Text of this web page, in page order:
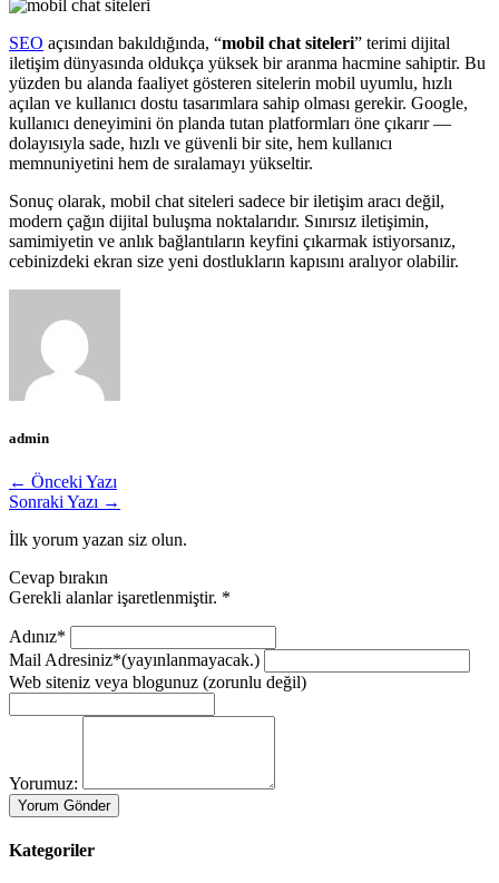
SEO açısından bakıldığında, “mobil chat siteleri” terimi dijital
iletişim dünyasında oldukça yüksek bir aranma hacmine sahiptir. Bu
yüzden bu alanda faaliyet gösteren sitelerin mobil uyumlu, hızlı
açılan ve kullanıcı dostu tasarımlara sahip olması gerekir. Google,
kullanıcı deneyimini ön planda tutan platformları öne çıkarır —
dolayısıyla sade, hızlı ve güvenli bir site, hem kullanıcı
memnuniyetini hem de sıralamayı yükseltir.
Sonuç olarak, mobil chat siteleri sadece bir iletişim aracı değil,
modern çağın dijital buluşma noktalarıdır. Sınırsız iletişimin,
samimiyetin ve anlık bağlantıların keyfini çıkarmak istiyorsanız,
cebinizdeki ekran size yeni dostlukların kapısını aralıyor olabilir.
admin
← Önceki Yazı
Sonraki Yazı →
İlk yorum yazan siz olun.
Cevap bırakın
Gerekli alanlar işaretlenmiştir. *
Adınız*
Mail Adresiniz*(yayınlanmayacak.)
Web siteniz veya blogunuz (zorunlu değil)
Yorumuz:
Kategoriler